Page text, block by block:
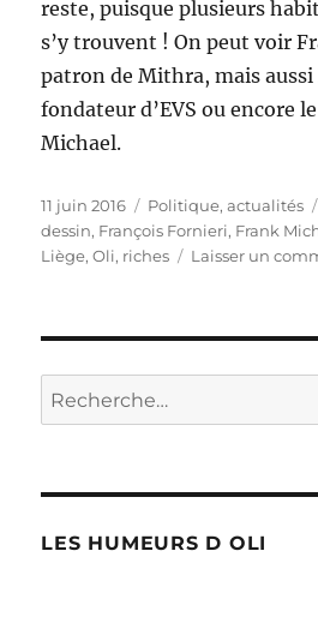
reste, puisque plusieurs
s’y trouvent ! On peut voir
patron de Mithra, mais
fondateur d’EVS ou encore
Michael.
Publié
le
11 juin 2016 Catégories
Politique, actualités
dessin, François Fornieri, Frank
Liège,Oli, riches Laisser un
Recherche
pour :
LES HUMEURS D OLI